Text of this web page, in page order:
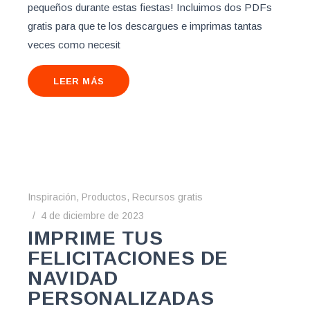
pequeños durante estas fiestas! Incluimos dos PDFs
gratis para que te los descargues e imprimas tantas
veces como necesit
LEER MÁS
Inspiración, Productos, Recursos gratis
4 de diciembre de 2023
IMPRIME TUS
FELICITACIONES DE
NAVIDAD
PERSONALIZADAS